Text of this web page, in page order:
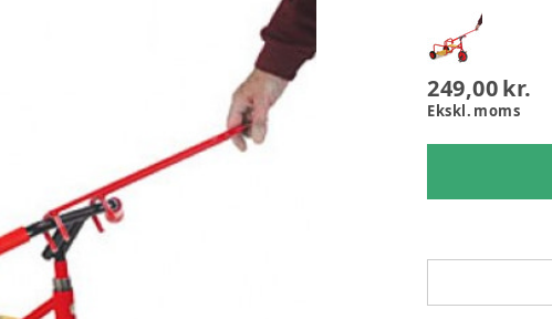
249,00 kr.
Ekskl. moms